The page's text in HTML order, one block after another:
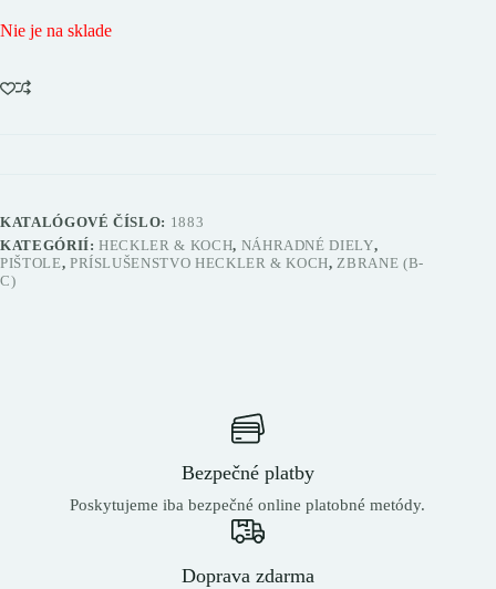
Nie je na sklade
KATALÓGOVÉ ČÍSLO: 1883
KATEGÓRIÍ:HECKLER & KOCH, NÁHRADNÉ DIELY,
PIŠTOLE, PRÍSLUŠENSTVO HECKLER & KOCH, ZBRANE (B-
C)
Bezpečné platby
Poskytujeme iba bezpečné online platobné metódy.
Doprava zdarma